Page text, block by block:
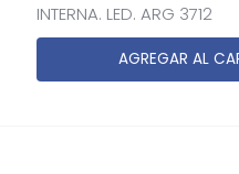
INTERNA. LED. ARG 3712
AGREGAR AL